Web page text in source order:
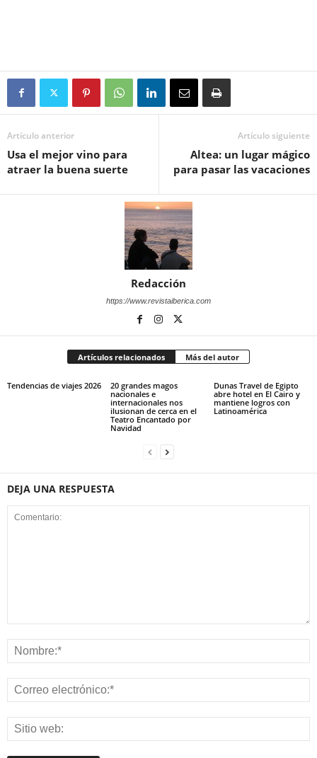
Artículo anterior
Usa el mejor vino para
atraer la buena suerte
Artículo siguiente
Altea: un lugar mágico
para pasar las vacaciones
Redacción
https://www.revistaiberica.com
Artículos relacionados Más del autor
Tendencias de viajes 2026
20 grandes magos
nacionales e
internacionales nos
ilusionan de cerca en el
Teatro Encantado por
Navidad
Dunas Travel de Egipto
abre hotel en El Cairo y
mantiene logros con
Latinoamérica
DEJA UNA RESPUESTA